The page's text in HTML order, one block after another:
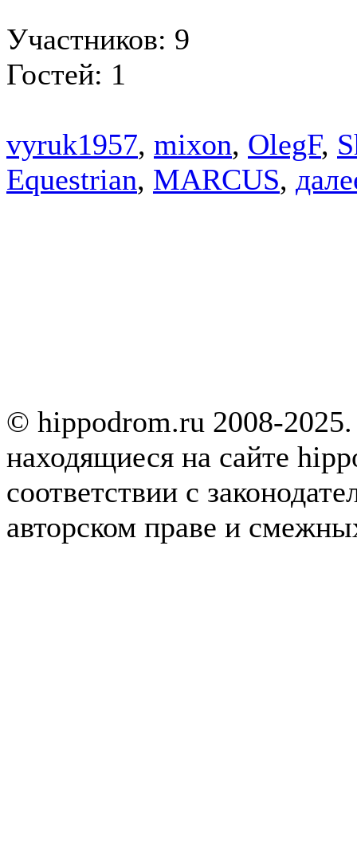
Участников: 9
Гостей: 1
vyruk1957, mixon, OlegF,
Equestrian, MARCUS,
© hippodrom.ru 2008-
находящиеся на сайте
соответствии с
авторском праве и